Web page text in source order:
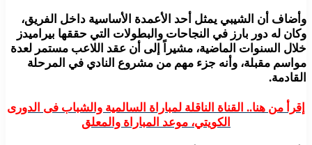
وأضاف أن الشيبي يمثل أحد الأعمدة الأساسية داخل الفريق،
وكان له دور بارز في النجاحات والبطولات التي حققها بيراميدز
خلال السنوات الماضية، مشيراً إلى أن عقد اللاعب مستمر لعدة
مواسم مقبلة، وأنه جزء مهم من مشروع النادي في المرحلة
القادمة.
إقرأ من هنا.. القناة الناقلة لمباراة السالمية والشباب فى الدورى
الكويتي، موعد المباراة والمعلق